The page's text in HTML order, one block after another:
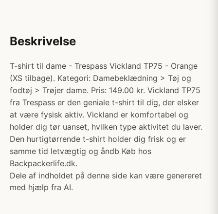
Beskrivelse
T-shirt til dame - Trespass Vickland TP75 - Orange
(XS tilbage). Kategori: Damebeklædning > Tøj og
fodtøj > Trøjer dame. Pris: 149.00 kr. Vickland TP75
fra Trespass er den geniale t-shirt til dig, der elsker
at være fysisk aktiv. Vickland er komfortabel og
holder dig tør uanset, hvilken type aktivitet du laver.
Den hurtigtørrende t-shirt holder dig frisk og er
samme tid letvægtig og åndb Køb hos
Backpackerlife.dk.
Dele af indholdet på denne side kan være genereret
med hjælp fra AI.